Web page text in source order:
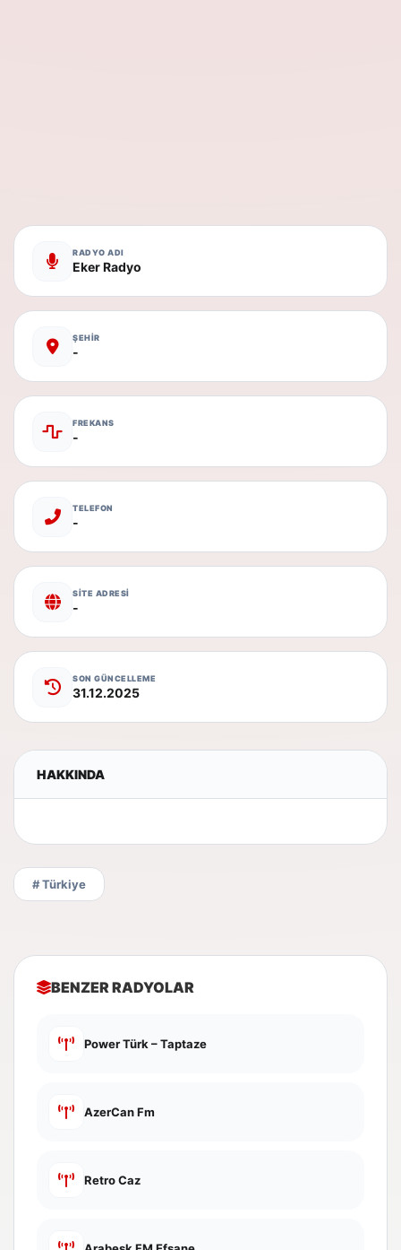
RADYO ADI
Eker Radyo
ŞEHİR
-
FREKANS
-
TELEFON
-
SİTE ADRESİ
-
SON GÜNCELLEME
31.12.2025
HAKKINDA
# Türkiye
BENZER RADYOLAR
Power Türk – Taptaze
AzerCan Fm
Retro Caz